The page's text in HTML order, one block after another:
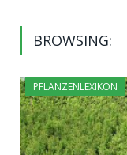
BROWSING:
PFLANZENLEXIKON